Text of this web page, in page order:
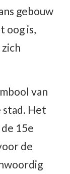
gebouw
oog is,
van
stad. Het
15e
de